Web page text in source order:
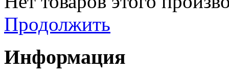
Продолжить
Информация